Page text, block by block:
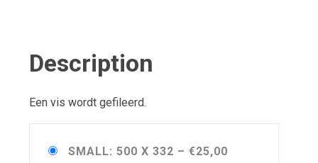
Description
Een vis wordt gefileerd.
SMALL: 500 X 332 – €25,00